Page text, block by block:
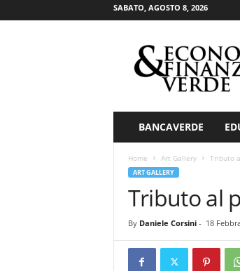
SABATO, AGOSTO 8, 2026
z
BANCAVERDE
Home Art Gallery Tributo
ART GALLERY
Tributo al
By Daniele Corsini- 18